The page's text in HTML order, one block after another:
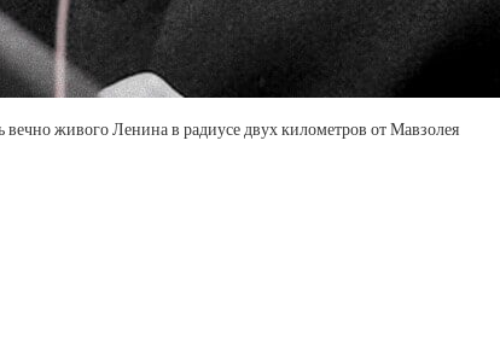
живого Ленина в радиусе двух километров от Мавзолея